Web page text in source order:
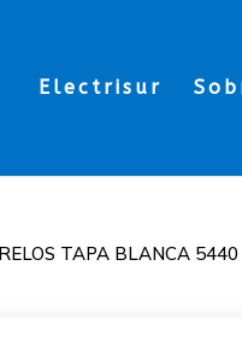
Electrisur
TAPA BLANCA